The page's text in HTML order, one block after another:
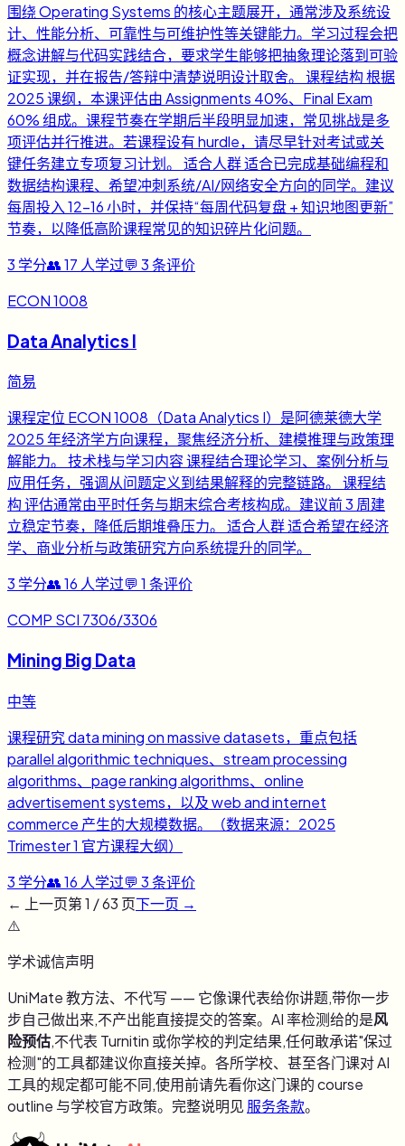
围绕 Operating Systems 的核心主题展开，通常涉及系统设
计、性能分析、可靠性与可维护性等关键能力。学习过程会把
概念讲解与代码实践结合，要求学生能够把抽象理论落到可验
证实现，并在报告/答辩中清楚说明设计取舍。 课程结构 根据
2025 课纲，本课评估由 Assignments 40%、Final Exam
60% 组成。课程节奏在学期后半段明显加速，常见挑战是多
项评估并行推进。若课程设有 hurdle，请尽早针对考试或关
键任务建立专项复习计划。 适合人群 适合已完成基础编程和
数据结构课程、希望冲刺系统/AI/网络安全方向的同学。建议
每周投入 12-16 小时，并保持“每周代码复盘 + 知识地图更新”
节奏，以降低高阶课程常见的知识碎片化问题。
3 学分👥17 人学过💬 3条评价
ECON 1008
Data Analytics I
简易
课程定位 ECON 1008（Data Analytics I）是阿德莱德大学
2025 年经济学方向课程，聚焦经济分析、建模推理与政策理
解能力。 技术栈与学习内容 课程结合理论学习、案例分析与
应用任务，强调从问题定义到结果解释的完整链路。 课程结
构 评估通常由平时任务与期末综合考核构成。建议前 3 周建
立稳定节奏，降低后期堆叠压力。 适合人群 适合希望在经济
学、商业分析与政策研究方向系统提升的同学。
3 学分👥16 人学过💬 1 条评价
COMP SCI 7306/3306
Mining Big Data
中等
课程研究 data mining on massive datasets，重点包括
parallel algorithmic techniques、stream processing
algorithms、page ranking algorithms、online
advertisement systems，以及 web and internet
commerce 产生的大规模数据。（数据来源：2025
Trimester 1 官方课程大纲）
3 学分👥16 人学过💬 3条评价
← 上一页第1 /63 页下一页 →
⚠️
学术诚信声明
UniMate 教方法、不代写 —— 它像课代表给你讲题,带你一步
步自己做出来,不产出能直接提交的答案。AI 率检测给的是风
险预估,不代表 Turnitin 或你学校的判定结果,任何敢承诺"保过
检测"的工具都建议你直接关掉。各所学校、甚至各门课对 AI
工具的规定都可能不同,使用前请先看你这门课的 course
outline 与学校官方政策。完整说明见 服务条款。